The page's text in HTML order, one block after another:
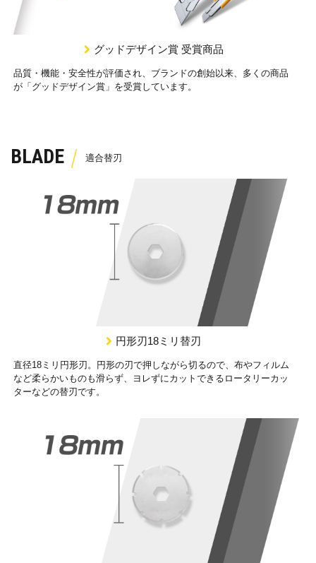
グッドデザイン賞 受賞商品
品質・機能・安全性が評価され、ブランドの創始以来、多くの商品
が「グッドデザイン賞」を受賞しています。
BLADE
円形刃18ミリ替刃
直径18ミリ円形刃。円形の刃で押しながら切るので、布やフィルム
など柔らかいものも滑らず、ヨレずにカットできるロータリーカッ
ターなどの替刃です。